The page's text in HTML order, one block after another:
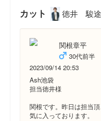
カット 徳井 駿途
関根章平
30代前半
2023/09/14 20:53
Ash池袋
担当徳井様
関根です。昨日は担当
気に入っております。